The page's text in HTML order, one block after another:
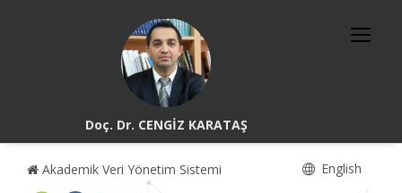
Doç. Dr. CENGİZ KARATAŞ
Akademik Veri Yönetim Sistemi English